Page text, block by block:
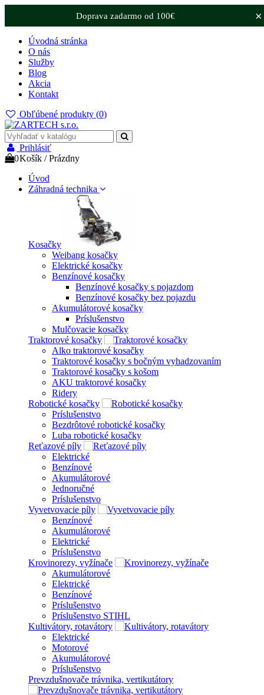
×
Doprava zadarmo od 100€
Úvodná stránka
O nás
Služby
Blog
Akcia
Kontakt
Obľúbené produkty (0)
Prihlásiť
0Košík /Prázdny
Úvod
Záhradná technika
Kosačky
Weibang kosačky
Elektrické kosačky
Benzínové kosačky
Benzínové kosačky s pojazdom
Benzínové kosačky bez pojazdu
Akumulátorové kosačky
Príslušenstvo
Mulčovacie kosačky
Traktorové kosačky
Alko traktorové kosačky
Traktorové kosačky s bočným vyhadzovaním
Traktorové kosačky s košom
AKU traktorové kosačky
Ridery
Robotické kosačky
Príslušenstvo
Bezdrôtové robotické kosačky
Luba robotické kosačky
Reťazové píly
Elektrické
Benzínové
Akumulátorové
Jednoručné
Príslušenstvo
Vyvetvovacie píly
Benzínové
Akumulátorové
Elektrické
Príslušenstvo
Krovinorezy, vyžínače
Akumulátorové
Elektrické
Benzínové
Príslušenstvo
Príslušenstvo STIHL
Kultivátory, rotavátory
Elektrické
Motorové
Akumulátorové
Príslušenstvo
Prevzdušnovače trávnika, vertikutátory